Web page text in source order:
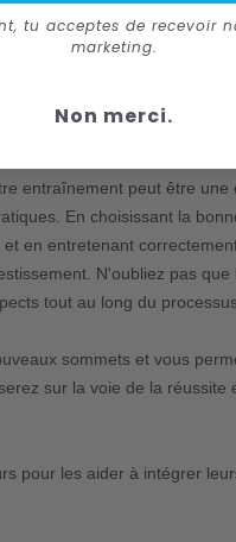
leur performance optimale.
entraînement peut être une
En choisissant la
en entretenant
N'oubliez pas que
tout au long du
sommets et vous
sur la voie de la réussite
pour les aider à intégrer
tu acceptes de recevoir
marketing.
Non merci.